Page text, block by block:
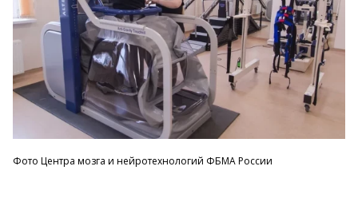
Фото Центра мозга и нейротехнологий ФБМА России